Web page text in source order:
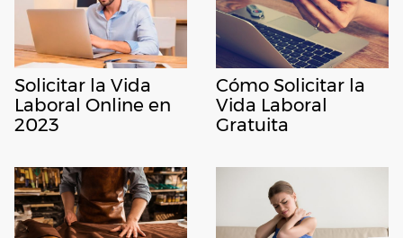
Solicitar la Vida
Laboral Online en
2023
Cómo Solicitar la
Vida Laboral
Gratuita